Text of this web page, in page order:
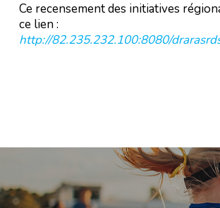
Ce recensement des initiatives
ce lien :
http://82.235.232.100:8080/